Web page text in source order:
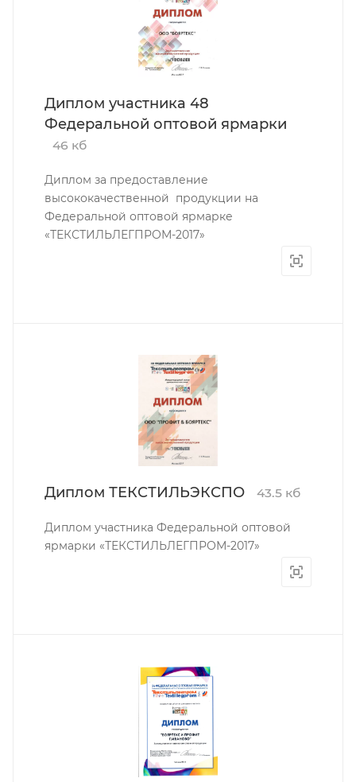
Диплом участника 48
Федеральной оптовой ярмарки
46 кб
Диплом за предоставление
высококачественной продукции на
Федеральной оптовой ярмарке
«ТЕКСТИЛЬЛЕГПРОМ-2017»
Диплом ТЕКСТИЛЬЭКСПО 43.5 кб
Диплом участника Федеральной оптовой
ярмарки «ТЕКСТИЛЬЛЕГПРОМ-2017»